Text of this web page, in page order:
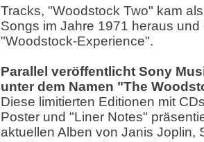
Tracks, "Woodstock Two" kam
Songs im Jahre 1971 heraus und
"Woodstock-Experience".
Parallel veröffentlicht Sony
unter dem Namen "The
Diese limitierten Editionen mit
Poster und "Liner Notes"
aktuellen Alben von Janis Joplin,